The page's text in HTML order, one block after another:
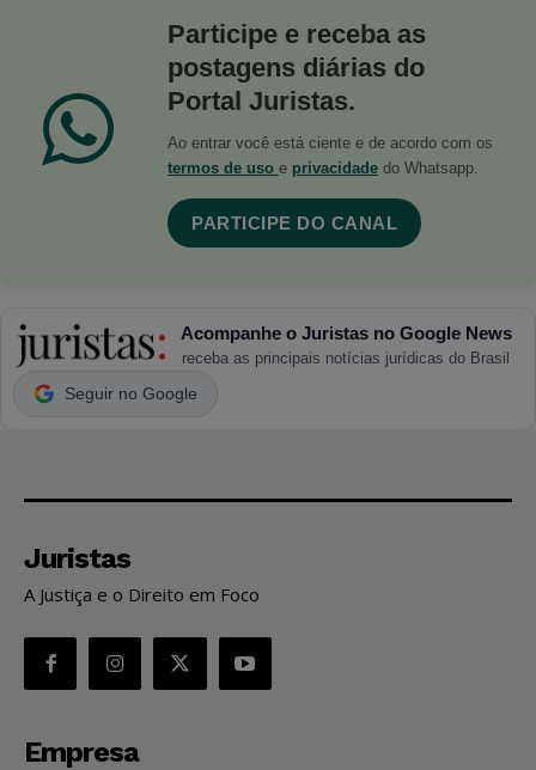
Participe e receba as
postagens diárias do
Portal Juristas.
Ao entrar você está ciente e de acordo com os
termos de uso e privacidade do Whatsapp.
PARTICIPE DO CANAL
Acompanhe o Juristas no Google News
receba as principais notícias jurídicas do Brasil
Seguir no Google
Juristas
A Justiça e o Direito em Foco
Empresa